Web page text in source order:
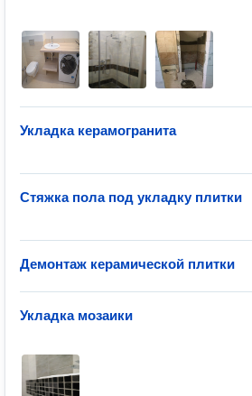
Укладка керамогранита
Стяжка пола под укладку плитки
Демонтаж керамической плитки
Укладка мозаики